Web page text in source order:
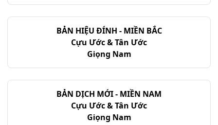
Gióp - Chương 26
Gióp - Chương 27
Gióp - Chương 28
Gióp - Chương 29
Gióp - Chương 30
BẢN HIỆU ĐÍNH - MIỀN BẮC
Cựu Ước & Tân Ước
Giọng Nam
BẢN DỊCH MỚI - MIỀN NAM
Cựu Ước & Tân Ước
Giọng Nam